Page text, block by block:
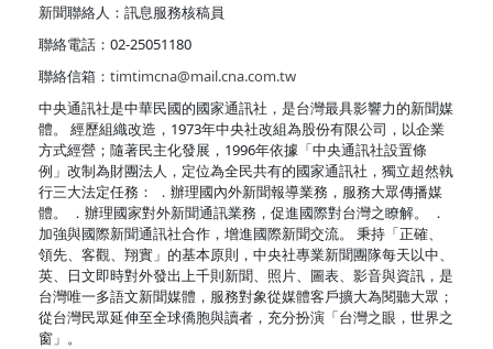
新聞聯絡人：訊息服務核稿員
聯絡電話：02-25051180
聯絡信箱： timtimcna@mail.cna.com.tw
中央通訊社是中華民國的國家通訊社，是台灣最具影響力的新聞媒
體。 經歷組織改造，1973年中央社改組為股份有限公司，以企業
方式經營；隨著民主化發展，1996年依據「中央通訊社設置條
例」改制為財團法人，定位為全民共有的國家通訊社，獨立超然執
行三大法定任務： ．辦理國內外新聞報導業務，服務大眾傳播媒
體。 ．辦理國家對外新聞通訊業務，促進國際對台灣之瞭解。 ．
加強與國際新聞通訊社合作，增進國際新聞交流。 秉持「正確、
領先、客觀、翔實」的基本原則，中央社專業新聞團隊每天以中、
英、日文即時對外發出上千則新聞、照片、圖表、影音與資訊，是
台灣唯一多語文新聞媒體，服務對象從媒體客戶擴大為閱聽大眾；
從台灣民眾延伸至全球僑胞與讀者，充分扮演「台灣之眼，世界之
窗」。